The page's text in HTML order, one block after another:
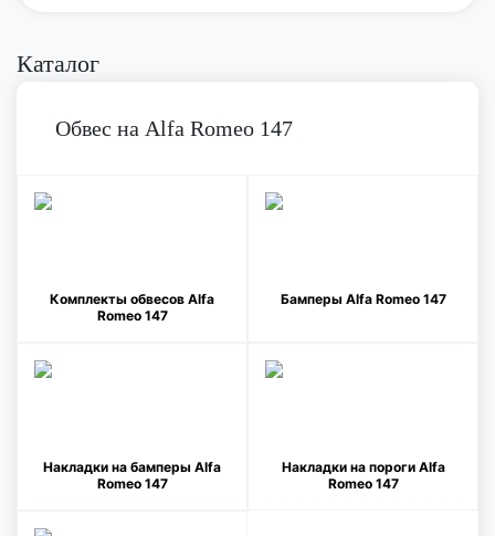
Каталог
Обвес на Alfa Romeo 147
Комплекты обвесов Alfa
Romeo 147
Бамперы Alfa Romeo 147
Накладки на бамперы Alfa
Romeo 147
Накладки на пороги Alfa
Romeo 147